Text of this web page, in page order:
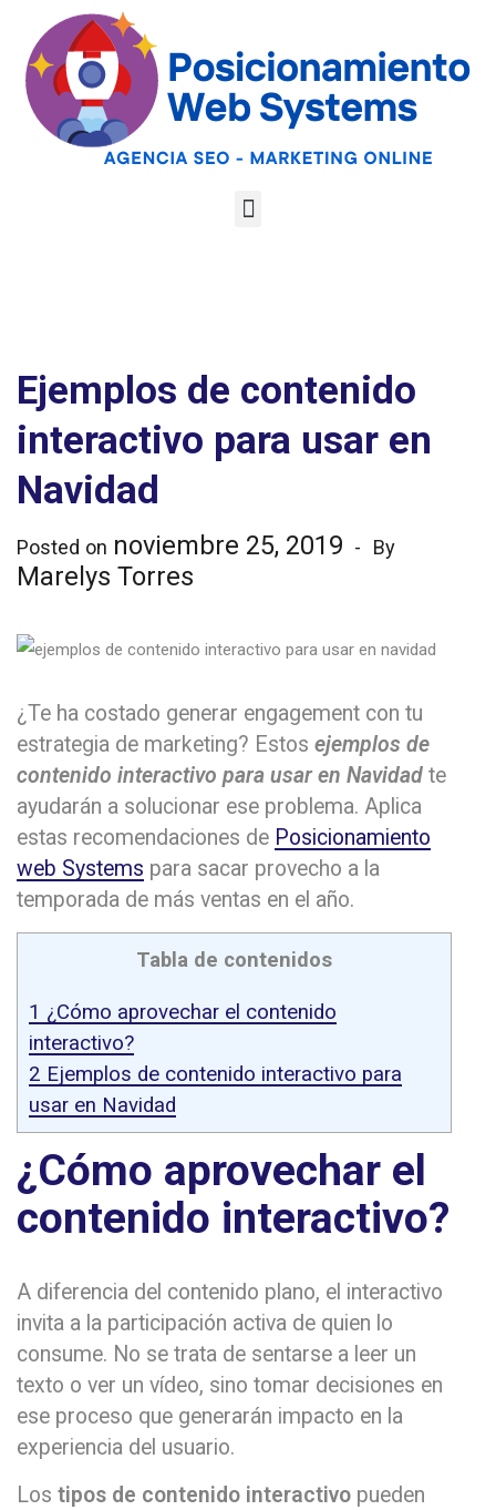
Ejemplos de contenido
interactivo para usar en
Navidad
Posted on noviembre 25, 2019 By
Marelys Torres
¿Te ha costado generar engagement con tu
estrategia de marketing? Estos ejemplos de
contenido interactivo para usar en Navidad te
ayudarán a solucionar ese problema. Aplica
estas recomendaciones de Posicionamiento
web Systems para sacar provecho a la
temporada de más ventas en el año.
Tabla de contenidos
1 ¿Cómo aprovechar el contenido
interactivo?
2 Ejemplos de contenido interactivo para
usar en Navidad
¿Cómo aprovechar el
contenido interactivo?
A diferencia del contenido plano, el interactivo
invita a la participación activa de quien lo
consume. No se trata de sentarse a leer un
texto o ver un vídeo, sino tomar decisiones en
ese proceso que generarán impacto en la
experiencia del usuario.
Los tipos de contenido interactivo pueden
Optimiza tu web
para las AI
Google
Overviews y los
LLMs
Analiza tu web gratis